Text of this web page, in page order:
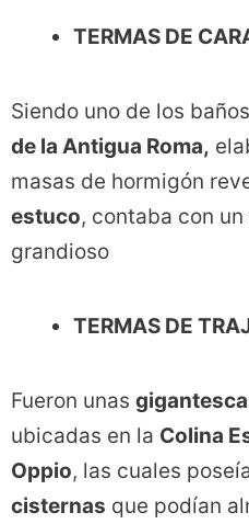
TERMAS DE
Siendo uno de los
de la Antigua Roma,
masas de hormigón
estuco, contaba con
grandioso
TERMAS DE
Fueron unas
ubicadas en la Colina
Oppio, las cuales
cisternas que podían